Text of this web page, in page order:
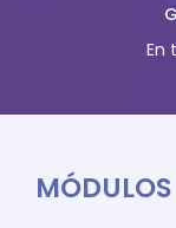
En
MÓDULOS